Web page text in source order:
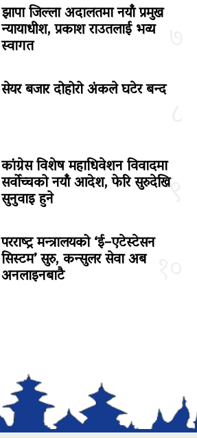
झापा जिल्ला अदालतमा नयाँ प्रमुख
न्यायाधीश, प्रकाश राउतलाई भव्य
स्वागत
सेयर बजार दोहोरो अंकले घटेर बन्द
९
कांग्रेस विशेष महाधिवेशन विवादमा
सर्वोच्चको नयाँ आदेश, फेरि सुरुदेखि
सुनुवाइ हुने
परराष्ट्र मन्त्रालयको ‘ई–एटेस्टेसन
सिस्टम’ सुरु, कन्सुलर सेवा अब
अनलाइनबाटै